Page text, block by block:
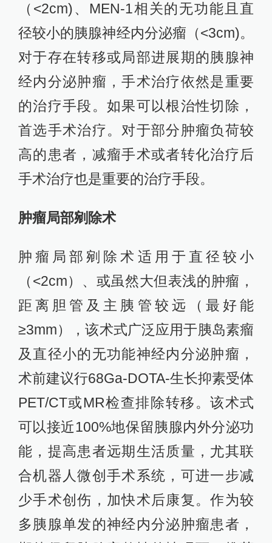
（<2cm)、MEN-1相关的无功能且直
径较小的胰腺神经内分泌瘤（<3cm)。
对于存在转移或局部进展期的胰腺神
经内分泌肿瘤，手术治疗依然是重要
的治疗手段。如果可以根治性切除，
首选手术治疗。对于部分肿瘤负荷较
高的患者，减瘤手术或者转化治疗后
手术治疗也是重要的治疗手段。
肿瘤局部剜除术
肿瘤局部剜除术适用于直径较小
（<2cm）、或虽然大但表浅的肿瘤，
距离胆管及主胰管较远（最好能
≥3mm），该术式广泛应用于胰岛素瘤
及直径小的无功能神经内分泌肿瘤，
术前建议行68Ga-DOTA-生长抑素受体
PET/CT或MR检查排除转移。该术式
可以接近100%地保留胰腺内外分泌功
能，提高患者远期生活质量，尤其联
合机器人微创手术系统，可进一步减
少手术创伤，加快术后康复。作为较
多胰腺单发的神经内分泌肿瘤患者，